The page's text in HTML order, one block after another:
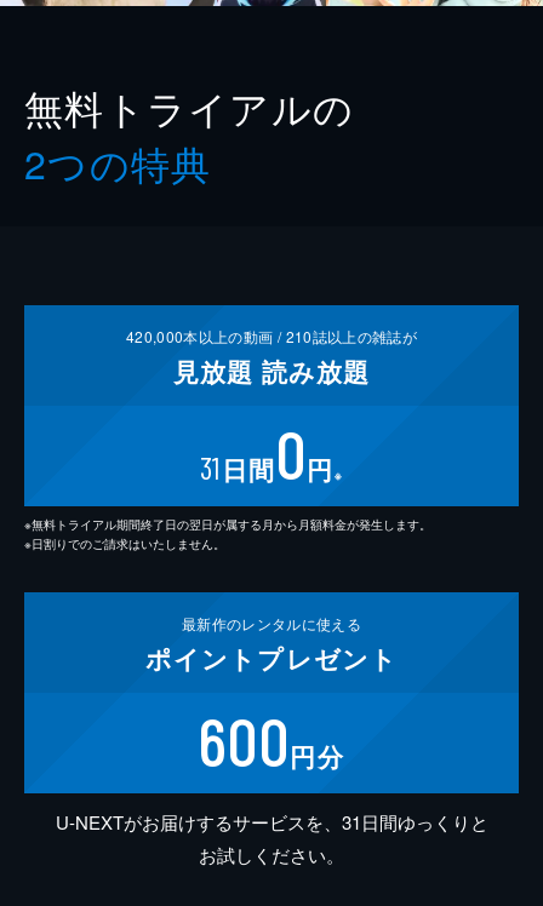
無料トライアルの
2つの特典
420,000本以上の動画 /210誌以上の雑誌が
見放題 読み放題
31 日間0円 ※
※無料トライアル期間終了日の翌日が属する月から月額料金が発生します。
※日割りでのご請求はいたしません。
最新作のレンタルに使える
ポイント プレゼント
600円分
U-NEXTがお届けするサービスを、31日間ゆっくりと
お試しください。